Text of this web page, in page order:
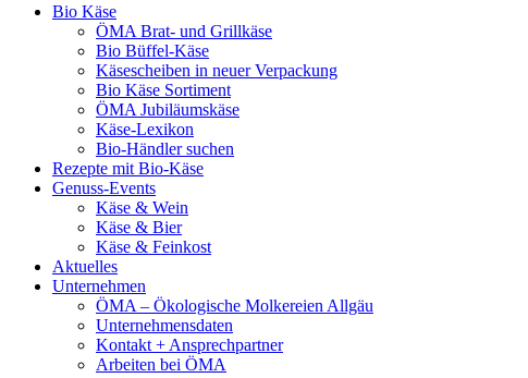
Bio Käse
ÖMA Brat- und Grillkäse
Bio Büffel-Käse
Käsescheiben in neuer Verpackung
Bio Käse Sortiment
ÖMA Jubiläumskäse
Käse-Lexikon
Bio-Händler suchen
Rezepte mit Bio-Käse
Genuss-Events
Käse & Wein
Käse & Bier
Käse & Feinkost
Aktuelles
Unternehmen
ÖMA – Ökologische Molkereien Allgäu
Unternehmensdaten
Kontakt + Ansprechpartner
Arbeiten bei ÖMA